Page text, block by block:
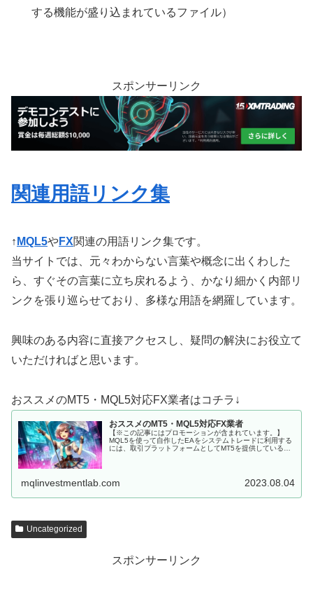
する機能が盛り込まれているファイル）
スポンサーリンク
関連用語リンク集
↑ MQL5やFX関連の用語リンク集です。
当サイトでは、元々わからない言葉や概念に出くわした
ら、すぐその言葉に立ち戻れるよう、かなり細かく内部リ
ンクを張り巡らせており、多様な用語を網羅しています。
興味のある内容に直接アクセスし、疑問の解決にお役立て
いただければと思います。
おススメのMT5・MQL5対応FX業者はコチラ↓
おススメのMT5・MQL5対応FX業者
【※この記事にはプロモーションが含まれています。】
MQL5を使って自作したEAをシステムトレードに利用する
には、取引プラットフォームとしてMT5を提供しているFX
mqlinvestmentlab.com 2023.08.04
Uncategorized
スポンサーリンク